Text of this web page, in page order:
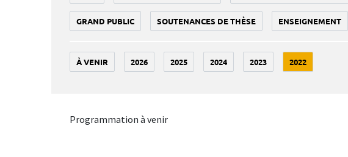
GRAND PUBLIC SOUTENANCES DE THÈSE ENSEIGNEMENT
À VENIR 2026 2025 2024 2023 2022
Programmation à venir